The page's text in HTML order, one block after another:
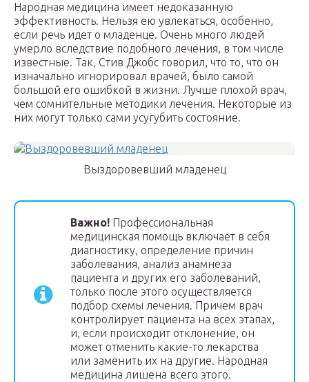
Народная медицина имеет недоказанную
эффективность. Нельзя ею увлекаться, особенно,
если речь идет о младенце. Очень много людей
умерло вследствие подобного лечения, в том числе
известные. Так, Стив Джобс говорил, что то, что он
изначально игнорировал врачей, было самой
большой его ошибкой в жизни. Лучше плохой врач,
чем сомнительные методики лечения. Некоторые из
них могут только сами усугубить состояние.
Выздоровевший младенец
Важно! Профессиональная
медицинская помощь включает в себя
диагностику, определение причин
заболевания, анализ анамнеза
пациента и других его заболеваний,
только после этого осуществляется
подбор схемы лечения. Причем врач
контролирует пациента на всех этапах,
и, если происходит отклонение, он
может отменить какие-то лекарства
или заменить их на другие. Народная
медицина лишена всего этого.